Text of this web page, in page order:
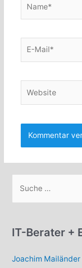
Mail*
h
n
IT-Berater +
Joachim Mailänder